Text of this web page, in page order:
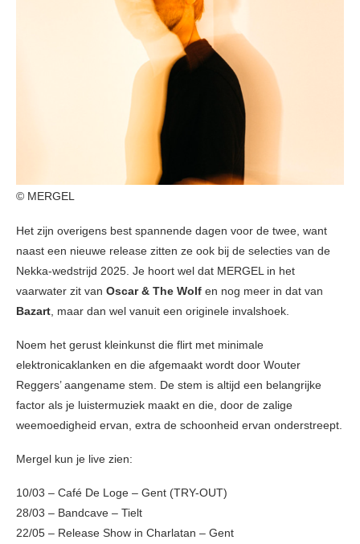
© MERGEL
Het zijn overigens best spannende dagen voor de twee, want
naast een nieuwe release zitten ze ook bij de selecties van de
Nekka-wedstrijd 2025. Je hoort wel dat MERGEL in het
vaarwater zit van Oscar & The Wolf en nog meer in dat van
Bazart, maar dan wel vanuit een originele invalshoek.
Noem het gerust kleinkunst die flirt met minimale
elektronicaklanken en die afgemaakt wordt door Wouter
Reggers’ aangename stem. De stem is altijd een belangrijke
factor als je luistermuziek maakt en die, door de zalige
weemoedigheid ervan, extra de schoonheid ervan onderstreept.
Mergel kun je live zien:
10/03 – Café De Loge – Gent (TRY-OUT)
28/03 – Bandcave – Tielt
22/05 – Release Show in Charlatan – Gent